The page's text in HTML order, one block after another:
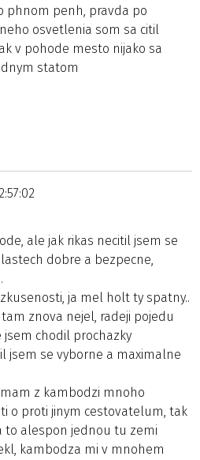
phnom penh, pravda po
osvetlenia som sa citil
v pohode mesto nijako sa
statom
ale jak rikas necitil jsem se
dobre a bezpecne,
ja mel holt ty spatny..
znova nejel, radeji pojedu
chodil prochazky
jsem se vyborne a maximalne
z kambodzi mnoho
o proti jinym cestovatelum, tak
to alespon jednou tu zemi
kambodza mi v mnohem